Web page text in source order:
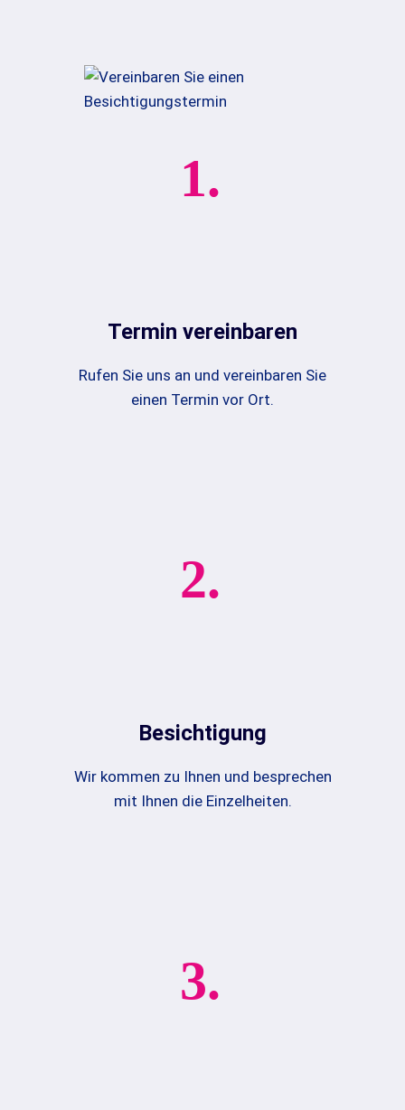
1.
Termin vereinbaren
Rufen Sie uns an und vereinbaren Sie
einen Termin vor Ort.
2.
Besichtigung
Wir kommen zu Ihnen und besprechen
mit Ihnen die Einzelheiten.
3.